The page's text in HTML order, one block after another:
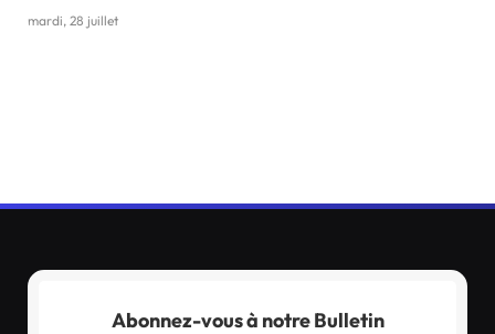
mardi, 28 juillet
Abonnez-vous à notre Bulletin